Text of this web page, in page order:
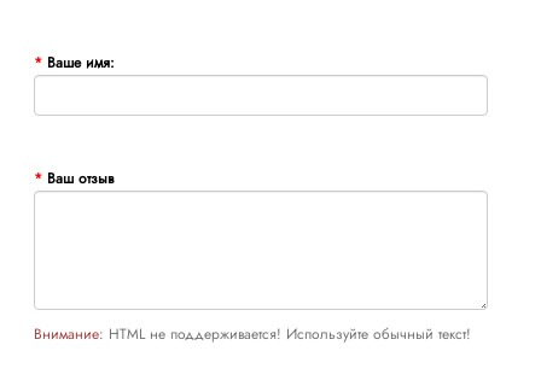
Ваше имя:
Ваш отзыв
Внимание: HTML не поддерживается! Используйте обычный текст!